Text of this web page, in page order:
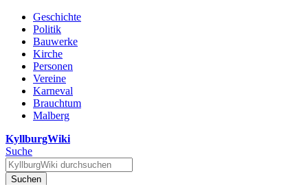
Geschichte
Politik
Bauwerke
Kirche
Personen
Vereine
Karneval
Brauchtum
Malberg
KyllburgWiki
Suche
Suchen